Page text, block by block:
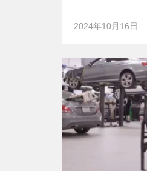
2024年10月16日